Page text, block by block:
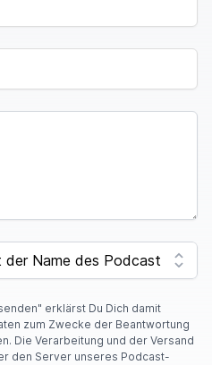
erklärst Du Dich damit
zum Zwecke der Beantwortung
Die Verarbeitung und der Versand
den Server unseres Podcast-